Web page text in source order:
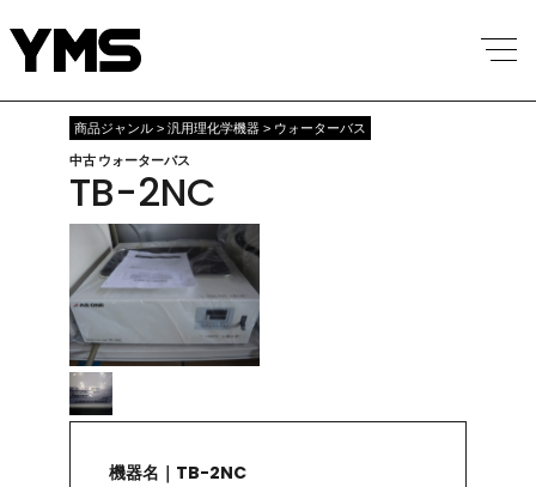
商品ジャンル > 汎用理化学機器 > ウォーターバス
中古 ウォーターバス
TB-2NC
機器名｜TB-2NC